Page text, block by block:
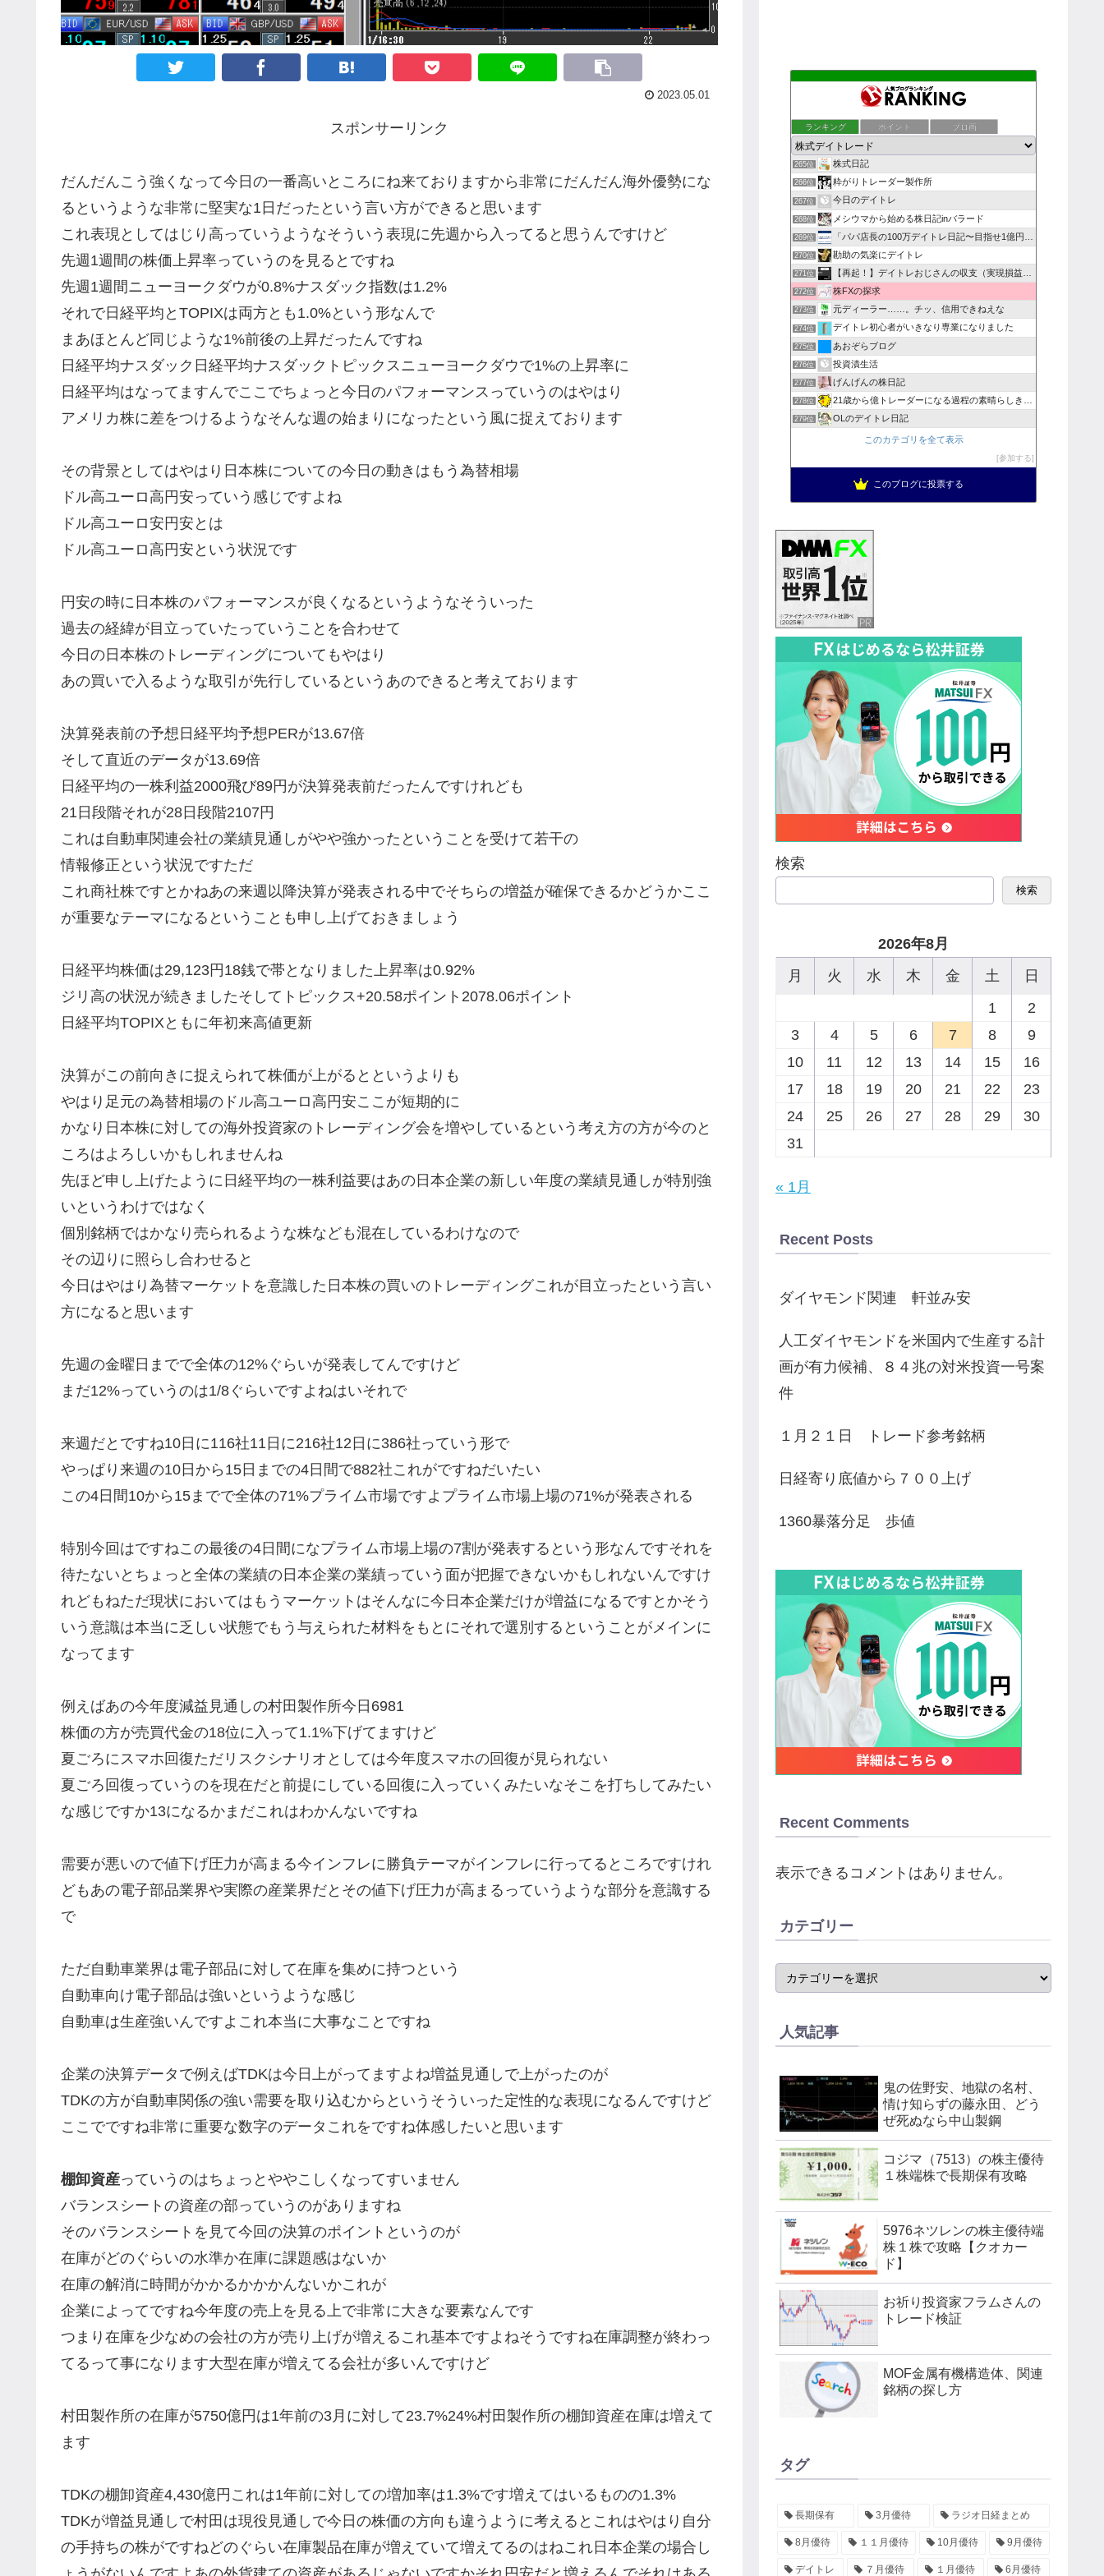
2023.05.01
スポンサーリンク
だんだんこう強くなって今日の一番高いところにね来ておりますから非常にだんだん海外優勢にな
るというような非常に堅実な1日だったという言い方ができると思います
これ表現としてはじり高っていうようなそういう表現に先週から入ってると思うんですけど
先週1週間の株価上昇率っていうのを見るとですね
先週1週間ニューヨークダウが0.8%ナスダック指数は1.2%
それで日経平均とTOPIXは両方とも1.0%という形なんで
まあほとんど同じような1%前後の上昇だったんですね
日経平均ナスダック日経平均ナスダックトピックスニューヨークダウで1%の上昇率に
日経平均はなってますんでここでちょっと今日のパフォーマンスっていうのはやはり
アメリカ株に差をつけるようなそんな週の始まりになったという風に捉えております
その背景としてはやはり日本株についての今日の動きはもう為替相場
ドル高ユーロ高円安っていう感じですよね
ドル高ユーロ安円安とは
ドル高ユーロ高円安という状況です
円安の時に日本株のパフォーマンスが良くなるというようなそういった
過去の経緯が目立っていたっていうことを合わせて
今日の日本株のトレーディングについてもやはり
あの買いで入るような取引が先行しているというあのできると考えております
決算発表前の予想日経平均予想PERが13.67倍
そして直近のデータが13.69倍
日経平均の一株利益2000飛び89円が決算発表前だったんですけれども
21日段階それが28日段階2107円
これは自動車関連会社の業績見通しがやや強かったということを受けて若干の
情報修正という状況ですただ
これ商社株ですとかねあの来週以降決算が発表される中でそちらの増益が確保できるかどうかここ
が重要なテーマになるということも申し上げておきましょう
日経平均株価は29,123円18銭で帯となりました上昇率は0.92%
ジリ高の状況が続きましたそしてトピックス+20.58ポイント2078.06ポイント
日経平均TOPIXともに年初来高値更新
決算がこの前向きに捉えられて株価が上がるとというよりも
やはり足元の為替相場のドル高ユーロ高円安ここが短期的に
かなり日本株に対しての海外投資家のトレーディング会を増やしているという考え方の方が今のと
ころはよろしいかもしれませんね
先ほど申し上げたように日経平均の一株利益要はあの日本企業の新しい年度の業績見通しが特別強
いというわけではなく
個別銘柄ではかなり売られるような株なども混在しているわけなので
その辺りに照らし合わせると
今日はやはり為替マーケットを意識した日本株の買いのトレーディングこれが目立ったという言い
方になると思います
先週の金曜日までで全体の12%ぐらいが発表してんですけど
まだ12%っていうのは1/8ぐらいですよねはいそれで
来週だとですね10日に116社11日に216社12日に386社っていう形で
やっぱり来週の10日から15日までの4日間で882社これがですねだいたい
この4日間10から15までで全体の71%プライム市場ですよプライム市場上場の71%が発表される
特別今回はですねこの最後の4日間になプライム市場上場の7割が発表するという形なんですそれを
待たないとちょっと全体の業績の日本企業の業績っていう面が把握できないかもしれないんですけ
れどもねただ現状においてはもうマーケットはそんなに今日本企業だけが増益になるですとかそう
いう意識は本当に乏しい状態でもう与えられた材料をもとにそれで選別するということがメインに
なってます
例えばあの今年度減益見通しの村田製作所今日6981
株価の方が売買代金の18位に入って1.1%下げてますけど
夏ごろにスマホ回復ただリスクシナリオとしては今年度スマホの回復が見られない
夏ごろ回復っていうのを現在だと前提にしている回復に入っていくみたいなそこを打ちしてみたい
な感じですか13になるかまだこれはわかんないですね
需要が悪いので値下げ圧力が高まる今インフレに勝負テーマがインフレに行ってるところですけれ
どもあの電子部品業界や実際の産業界だとその値下げ圧力が高まるっていうような部分を意識する
で
ただ自動車業界は電子部品に対して在庫を集めに持つという
自動車向け電子部品は強いというような感じ
自動車は生産強いんですよこれ本当に大事なことですね
企業の決算データで例えばTDKは今日上がってますよね増益見通しで上がったのが
TDKの方が自動車関係の強い需要を取り込むからというそういった定性的な表現になるんですけど
ここでですね非常に重要な数字のデータこれをですね体感したいと思います
棚卸資産っていうのはちょっとややこしくなってすいません
バランスシートの資産の部っていうのがありますね
そのバランスシートを見て今回の決算のポイントというのが
在庫がどのぐらいの水準か在庫に課題感はないか
在庫の解消に時間がかかるかかかんないかこれが
企業によってですね今年度の売上を見る上で非常に大きな要素なんです
つまり在庫を少なめの会社の方が売り上げが増えるこれ基本ですよねそうですね在庫調整が終わっ
てるって事になります大型在庫が増えてる会社が多いんですけど
村田製作所の在庫が5750億円は1年前の3月に対して23.7%24%村田製作所の棚卸資産在庫は増えて
ます
TDKの棚卸資産4,430億円これは1年前に対しての増加率は1.3%です増えてはいるものの1.3%
TDKが増益見通しで村田は現役見通しで今日の株価の方向も違うように考えるとこれはやはり自分
の手持ちの株がですねどのぐらい在庫製品在庫が増えていて増えてるのはねこれ日本企業の場合し
ランキング ポイント ブロ画
265位 株式日記
266位 粋がりトレーダー製作所
267位 今日のデイトレ
268位 メシウマから始める株日記inバラード
269位 「パパ店長の100万デイトレ日記〜目指せ1億円〜」
270位 勘助の気楽にデイトレ
271位 【再起！】デイトレおじさんの収支（実現損益）報告！
272位 株FXの探求
273位 元ディーラー……。チッ、信用できねえな
274位 デイトレ初心者がいきなり専業になりました
275位 あおぞらブログ
276位 投資漬生活
277位 げんげんの株日記
278位 21歳から億トレーダーになる過程の素晴らしき日々
279位 OLのデイトレ日記
このカテゴリを全て表示
参加する
このブログに投票する
検索
検索
2026年8月
月
火 水 木 金 土
日
1
2
3
4 5 6 7 8
9
10
11 12 13 14 15
16
17
18 19 20 21 22
23
24
25 26 27 28 29
30
31
« 1月
Recent Posts
ダイヤモンド関連 軒並み安
人工ダイヤモンドを米国内で生産する計
画が有力候補、８４兆の対米投資一号案
件
１月２１日 トレード参考銘柄
日経寄り底値から７００上げ
1360暴落分足 歩値
Recent Comments
表示できるコメントはありません。
カテゴリー
人気記事
鬼の佐野安、地獄の名村、
情け知らずの藤永田、どう
ぜ死ぬなら中山製鋼
コジマ（7513）の株主優待
１株端株で長期保有攻略
5976ネツレンの株主優待端
株１株で攻略【クオカー
ド】
お祈り投資家フラムさんの
トレード検証
MOF金属有機構造体、関連
銘柄の探し方
タグ
長期保有 3月優待 ラジオ日経まとめ
8月優待 １１月優待 10月優待 9月優待
デイトレ ７月優待 １月優待 6月優待